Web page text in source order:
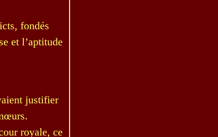
fondés
et l’aptitude
justifier
royale, ce